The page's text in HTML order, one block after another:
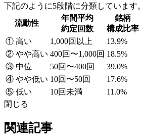
下記のように5段階に分類しています。
流動性
年間平均
約定回数
銘柄
構成比率
① 高い
1,000回以上
13.9%
② やや高い 400回〜1,000回 18.5%
③ 中位
50回〜400回
39.0%
④ やや低い 10回〜50回
17.6%
⑤ 低い
10回未満
11.0%
閉じる
関連記事